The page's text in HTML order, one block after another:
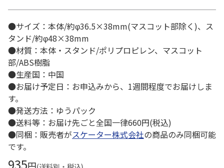
●サイズ：本体/約φ36.5×38mm(マスコット部除く)、ス
タンド/約φ48×38mm
●材質：本体・スタンド/ポリプロピレン、マスコット
部/ABS樹脂
●生産国：中国
●お届け予定日：お申込みから、1週間程度でお届けしま
す。
●発送方法：ゆうパック
●送料等：お届け先ごと全国一律660円(税込)
●同梱：販売者がスケーター株式会社の商品のみ同梱可能
です。
935